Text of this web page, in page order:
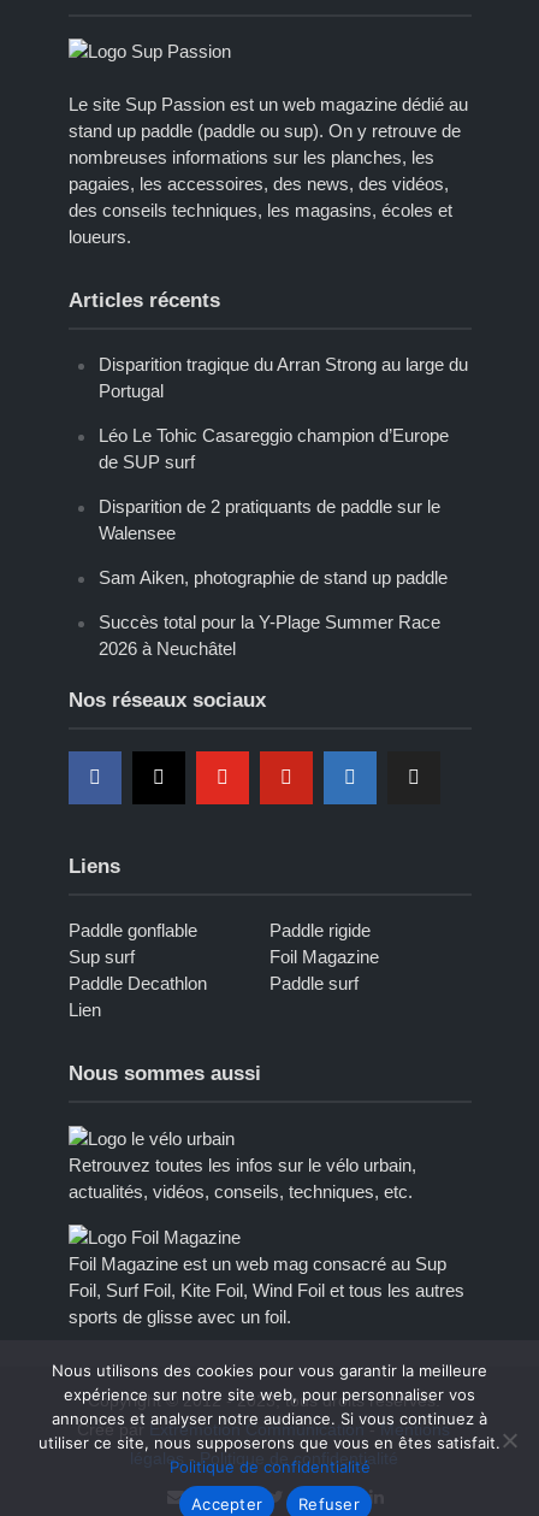
Le site Sup Passion est un web magazine dédié au
stand up paddle (paddle ou sup). On y retrouve de
nombreuses informations sur les planches, les
pagaies, les accessoires, des news, des vidéos,
des conseils techniques, les magasins, écoles et
loueurs.
Articles récents
Disparition tragique du Arran Strong au large du
Portugal
Léo Le Tohic Casareggio champion d’Europe
de SUP surf
Disparition de 2 pratiquants de paddle sur le
Walensee
Sam Aiken, photographie de stand up paddle
Succès total pour la Y-Plage Summer Race
2026 à Neuchâtel
Nos réseaux sociaux
Liens
Paddle gonflable
Paddle rigide
Sup surf
Foil Magazine
Paddle Decathlon
Paddle surf
Lien
Nous sommes aussi
Retrouvez toutes les infos sur le vélo urbain,
actualités, vidéos, conseils, techniques, etc.
Foil Magazine est un web mag consacré au Sup
Foil, Surf Foil, Kite Foil, Wind Foil et tous les autres
sports de glisse avec un foil.
Copyright © 2012 - 2023, tous droits réservés.
Créé par Extremotion Communication-Mentions
légales
-Politique de confidentialité
Nous utilisons des cookies pour vous garantir la meilleure
expérience sur notre site web, pour personnaliser vos
annonces et analyser notre audiance. Si vous continuez à
utiliser ce site, nous supposerons que vous en êtes satisfait.
Politique de confidentialité
Accepter
Refuser